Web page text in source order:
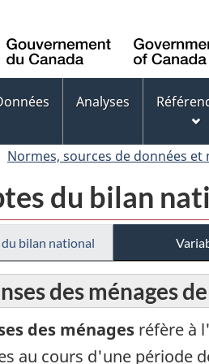
Analyses
Normes, sources de données et
du bilan
bilan national
des ménages
des ménages réfère à
au cours d'une période